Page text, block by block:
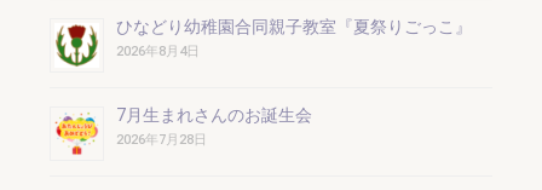
ひなどり幼稚園合同親子教室『夏祭りごっこ』
2026年8月4日
7月生まれさんのお誕生会
2026年7月28日